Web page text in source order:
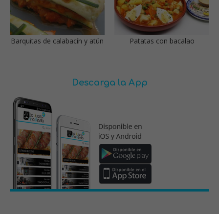
Barquitas de calabacín y atún Patatas con bacalao
Descarga la App